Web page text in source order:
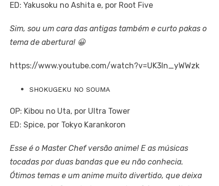
ED: Yakusoku no Ashita e, por Root Five
Sim, sou um cara das antigas também e curto pakas o
tema de abertura! 😀
https://www.youtube.com/watch?v=UK3In_yWWzk
SHOKUGEKU NO SOUMA
OP: Kibou no Uta, por Ultra Tower
ED: Spice, por Tokyo Karankoron
Esse é o Master Chef versão anime! E as músicas
tocadas por duas bandas que eu não conhecia.
Ótimos temas e um anime muito divertido, que deixa